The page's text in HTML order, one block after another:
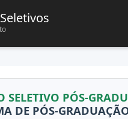
SELETIVO PÓS-
DE PÓS-